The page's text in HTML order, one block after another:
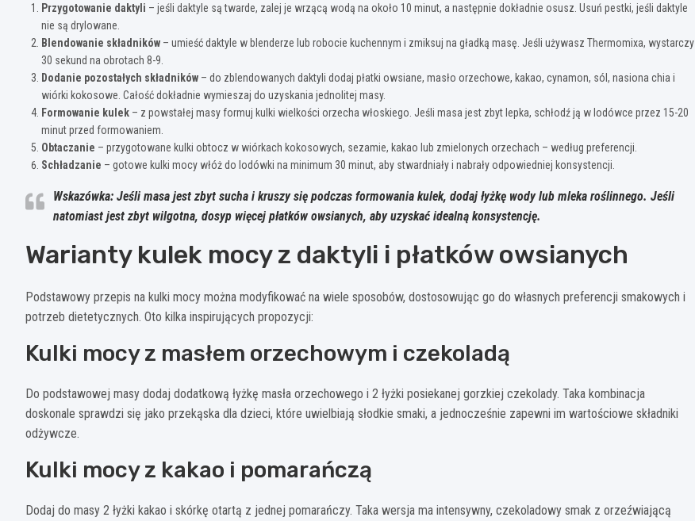
Przygotowanie daktyli – jeśli daktyle są twarde, zalej je wrzącą wodą na około 10 minut, a następnie dokładnie osusz. Usuń pestki, jeśli daktyle
nie są drylowane.
Blendowanie składników – umieść daktyle w blenderze lub robocie kuchennym i zmiksuj na gładką masę. Jeśli używasz Thermomixa, wystarczy
30 sekund na obrotach 8-9.
Dodanie pozostałych składników – do zblendowanych daktyli dodaj płatki owsiane, masło orzechowe, kakao, cynamon, sól, nasiona chia i
wiórki kokosowe. Całość dokładnie wymieszaj do uzyskania jednolitej masy.
Formowanie kulek – z powstałej masy formuj kulki wielkości orzecha włoskiego. Jeśli masa jest zbyt lepka, schłodź ją w lodówce przez 15-20
minut przed formowaniem.
Obtaczanie – przygotowane kulki obtocz w wiórkach kokosowych, sezamie, kakao lub zmielonych orzechach – według preferencji.
Schładzanie – gotowe kulki mocy włóż do lodówki na minimum 30 minut, aby stwardniały i nabrały odpowiedniej konsystencji.
Wskazówka: Jeśli masa jest zbyt sucha i kruszy się podczas formowania kulek, dodaj łyżkę wody lub mleka roślinnego. Jeśli
natomiast jest zbyt wilgotna, dosyp więcej płatków owsianych, aby uzyskać idealną konsystencję.
Warianty kulek mocy z daktyli i płatków owsianych
Podstawowy przepis na kulki mocy można modyfikować na wiele sposobów, dostosowując go do własnych preferencji smakowych i
potrzeb dietetycznych. Oto kilka inspirujących propozycji:
Kulki mocy z masłem orzechowym i czekoladą
Do podstawowej masy dodaj dodatkową łyżkę masła orzechowego i 2 łyżki posiekanej gorzkiej czekolady. Taka kombinacja
doskonale sprawdzi się jako przekąska dla dzieci, które uwielbiają słodkie smaki, a jednocześnie zapewni im wartościowe składniki
odżywcze.
Kulki mocy z kakao i pomarańczą
Dodaj do masy 2 łyżki kakao i skórkę otartą z jednej pomarańczy. Taka wersja ma intensywny, czekoladowy smak z orzeźwiającą